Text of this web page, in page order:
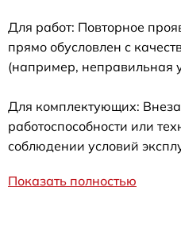
Для работ: Повторное
прямо обусловлен с
(например, неправильная
Для комплектующих:
работоспособности или
соблюдении условий
Показать полностью